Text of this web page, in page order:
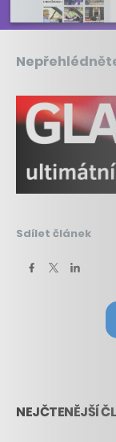
Sdílet článek
NEJČTENĚJŠÍ